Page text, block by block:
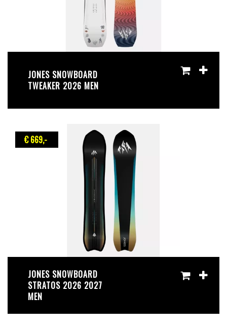
JONES SNOWBOARD
TWEAKER 2026 MEN
€ 669,-
JONES SNOWBOARD
STRATOS 2026 2027
MEN